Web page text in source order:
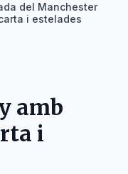
del Manchester
i estelades
amb
i